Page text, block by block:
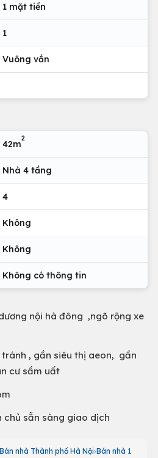
1 mặt tiền
1
Vuông vắn
42m
2
Nhà 4 tầng
4
Không
Không
Không có thông tin
nội hà đông ,ngõ rộng xe
, gần siêu thị aeon, gần
cư sầm uất
chủ sẵn sàng giao dịch
Bán nhà Thành phố Hà Nội Bán nhà 1